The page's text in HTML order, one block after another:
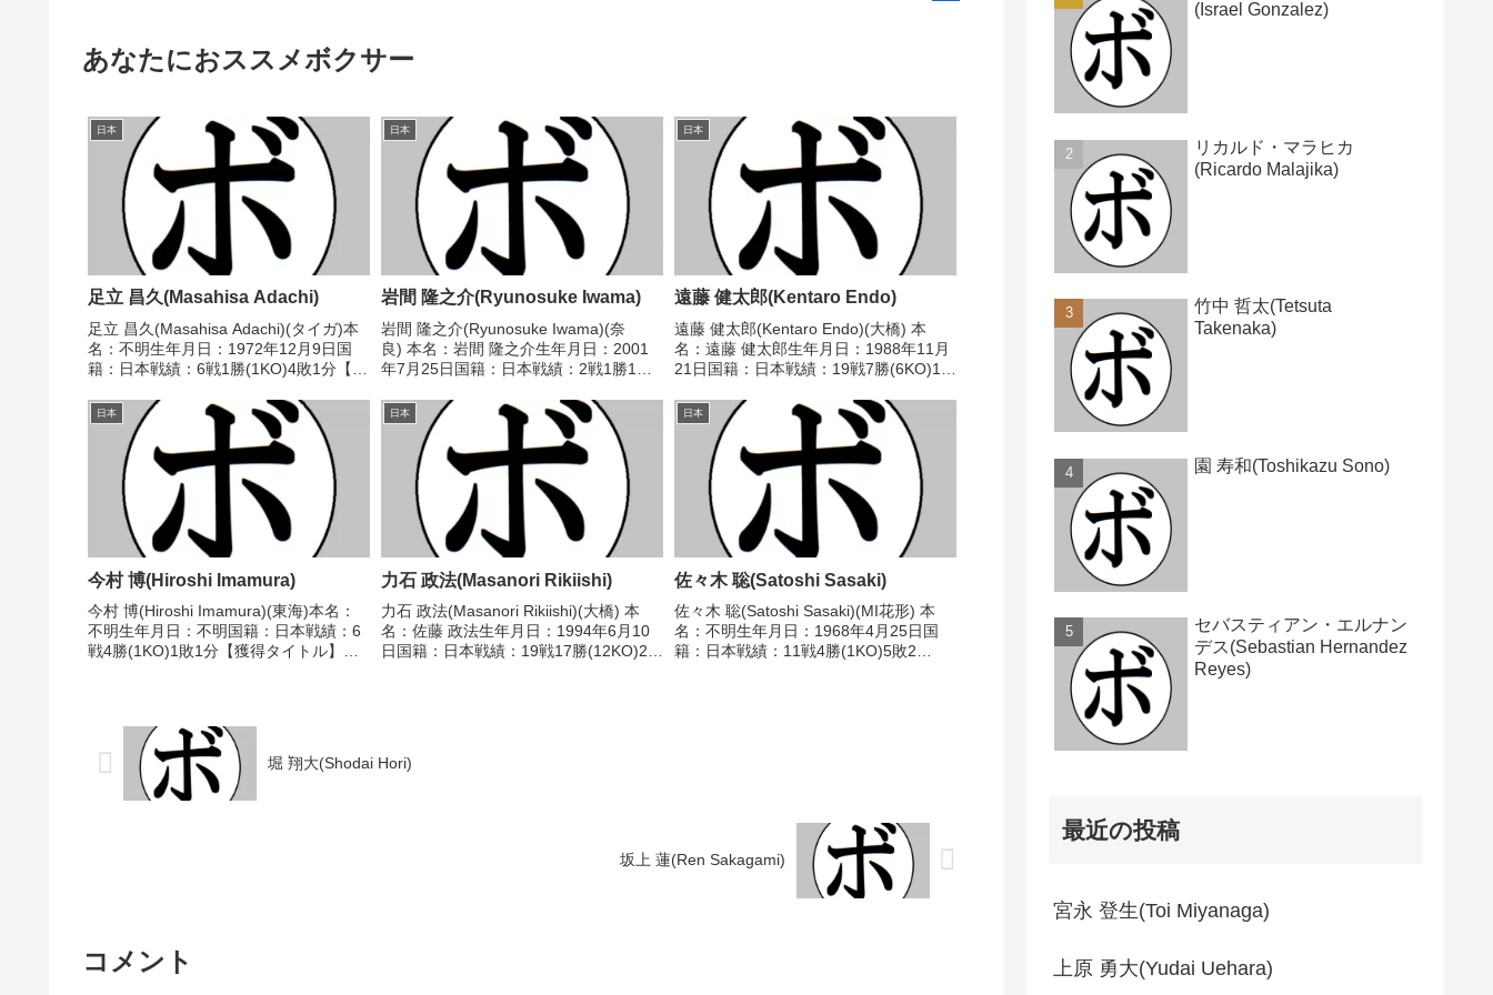
あなたにおススメボクサー
日本
足立 昌久(Masahisa Adachi)
足立 昌久(Masahisa Adachi)(タイガ)本
名：不明生年月日：1972年12月9日国
籍：日本戦績：6戦1勝(1KO)4敗1分【獲
●4R判定 (採点不明) 嘉村 隆洋(八
尾)1994/...
日本
岩間 隆之介(Ryunosuke Iwama)
岩間 隆之介(Ryunosuke Iwama)(奈
良) 本名：岩間 隆之介生年月日：2001
年7月25日国籍：日本戦績：2戦1勝1敗1
2022/04/09 △4R判定 1-0(39-37、38-
38、38-...
日本
遠藤 健太郎(Kentaro Endo)
遠藤 健太郎(Kentaro Endo)(大橋) 本
名：遠藤 健太郎生年月日：1988年11月
21日国籍：日本戦績：19戦7勝(6KO)10
2010/02/05 ●1RKO ベルジェール・
ジョナサン(角...
日本
今村 博(Hiroshi Imamura)
今村 博(Hiroshi Imamura)(東海)本名：
不明生年月日：不明国籍：日本戦績：6
戦4勝(1KO)1敗1分【獲得タイトル】
日本
力石 政法(Masanori Rikiishi)
力石 政法(Masanori Rikiishi)(大橋) 本
名：佐藤 政法生年月日：1994年6月10
日国籍：日本戦績：19戦17勝(12KO)2
日本
佐々木 聡(Satoshi Sasaki)
佐々木 聡(Satoshi Sasaki)(MI花形) 本
名：不明生年月日：1968年4月25日国
籍：日本戦績：11戦4勝(1KO)5敗2
堀 翔大(Shodai Hori)
坂上 蓮(Ren Sakagami)
コメント
(Israel Gonzalez)
リカルド・マラヒカ
(Ricardo Malajika)
竹中 哲太(Tetsuta
Takenaka)
園 寿和(Toshikazu Sono)
セバスティアン・エルナン
デス(Sebastian Hernandez
Reyes)
最近の投稿
宮永 登生(Toi Miyanaga)
上原 勇大(Yudai Uehara)